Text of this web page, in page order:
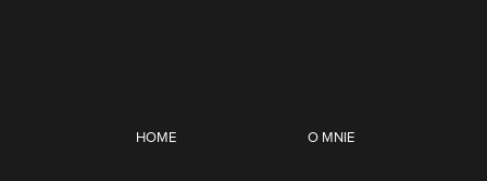
HOME O MNIE